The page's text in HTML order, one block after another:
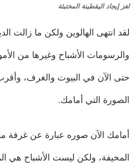
لغز إيجاد اليقطينة المختبئة
لقد انتهى الهالوين ولكن ما زالت
والرسومات الأشباح وغيرها من
حتى الآن في البيوت والغرف،
الصورة التي أمامك.
أمامك الآن صوره عبارة عن غرفة
المخيفة، ولكن ليست الأشباح هي